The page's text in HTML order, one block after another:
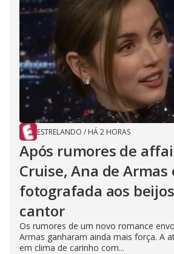
ESTRELANDO / HÁ 2 HORAS
Após rumores de
Cruise, Ana de Armas
fotografada aos
cantor
Os rumores de um novo romance
Armas ganharam ainda mais força. A
em clima de carinho com...